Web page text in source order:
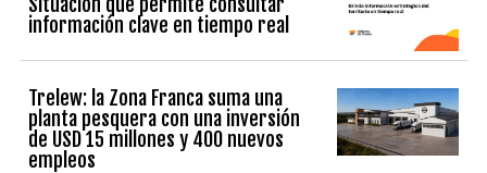
información clave en tiempo real
Trelew: la Zona Franca suma una
planta pesquera con una inversión
de USD 15 millones y 400 nuevos
empleos